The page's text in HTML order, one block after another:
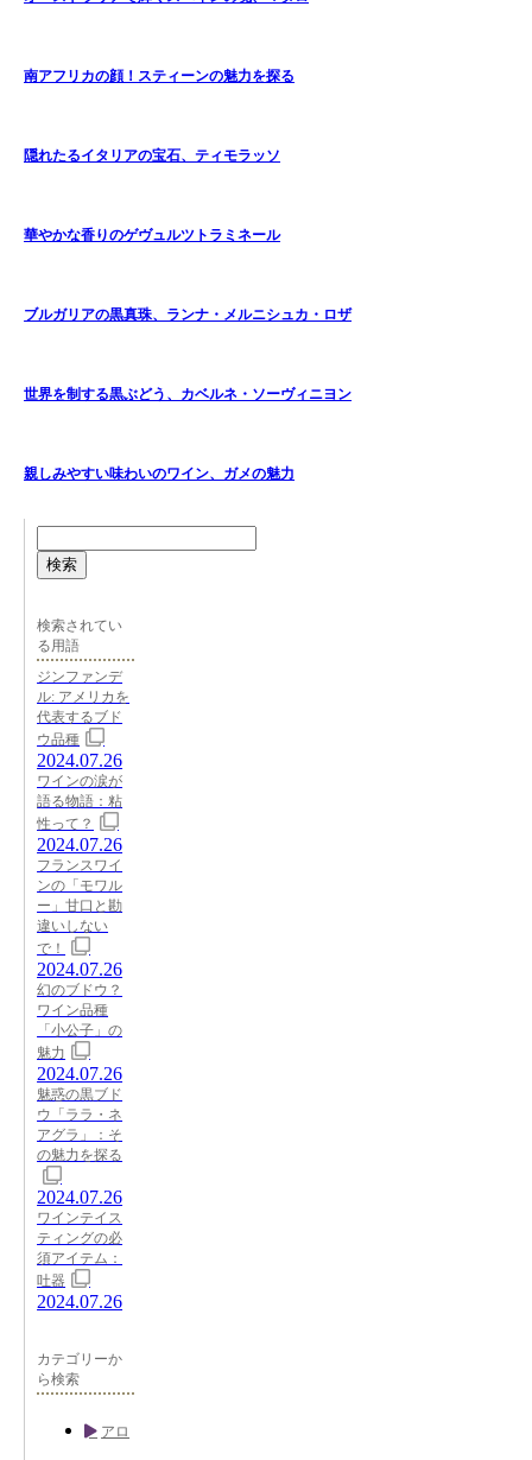
南アフリカの顔！スティーンの魅力を探る
隠れたるイタリアの宝石、ティモラッソ
華やかな香りのゲヴュルツトラミネール
ブルガリアの黒真珠、ランナ・メルニシュカ・ロザ
世界を制する黒ぶどう、カベルネ・ソーヴィニヨン
親しみやすい味わいのワイン、ガメの魅力
検索
検索されてい
る用語
ジンファンデ
ル: アメリカを
代表するブド
ウ品種
2024.07.26
ワインの涙が
語る物語：粘
性って？
2024.07.26
フランスワイ
ンの「モワル
ー」甘口と勘
違いしない
で！
2024.07.26
幻のブドウ？
ワイン品種
「小公子」の
魅力
2024.07.26
魅惑の黒ブド
ウ「ララ・ネ
アグラ」：そ
の魅力を探る
2024.07.26
ワインテイス
ティングの必
須アイテム：
吐器
2024.07.26
カテゴリーか
ら検索
アロ